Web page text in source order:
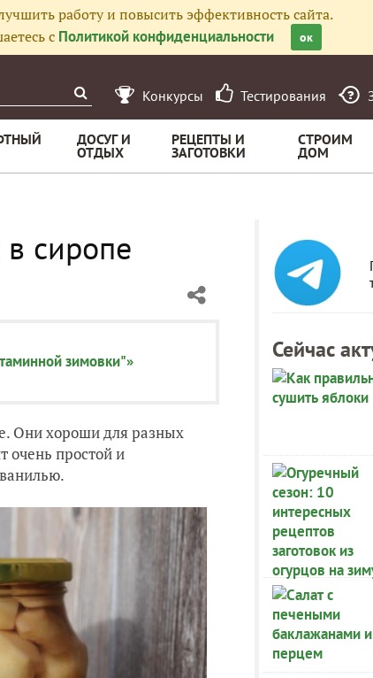
работу и повысить эффективность сайта.
с Политикой конфиденциальности ок
Конкурсы Тестирования
ДОСУГ И
ОТДЫХ
РЕЦЕПТЫ И
ЗАГОТОВКИ
СТРОИМ
ДОМ
сиропе
зимовки"»
Они хороши для разных
очень простой и
Сейчас